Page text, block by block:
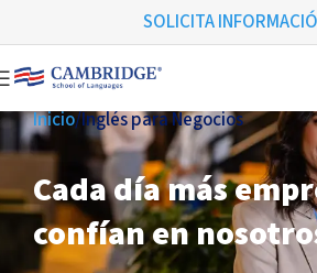
SOLICITA
Inicio Inglés para Negocios
Cada día más
confían en